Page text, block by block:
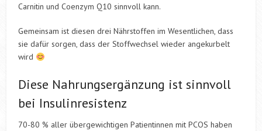
Carnitin und Coenzym Q10 sinnvoll kann.
Gemeinsam ist diesen drei Nährstoffen im Wesentlichen, dass
sie dafür sorgen, dass der Stoffwechsel wieder angekurbelt
wird
Diese Nahrungsergänzung ist sinnvoll
bei Insulinresistenz
70-80 % aller übergewichtigen Patientinnen mit PCOS haben